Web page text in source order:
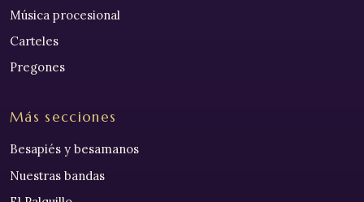
Música procesional
Carteles
Pregones
Más secciones
Besapiés y besamanos
Nuestras bandas